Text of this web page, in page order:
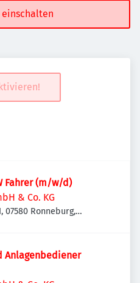
Fahrer (m/w/d)
& Co. KG
07580 Ronneburg,
Anlagenbediener